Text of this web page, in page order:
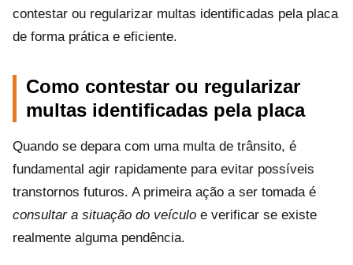
contestar ou regularizar multas identificadas pela placa
de forma prática e eficiente.
Como contestar ou regularizar
multas identificadas pela placa
Quando se depara com uma multa de trânsito, é
fundamental agir rapidamente para evitar possíveis
transtornos futuros. A primeira ação a ser tomada é
consultar a situação do veículo e verificar se existe
realmente alguma pendência.